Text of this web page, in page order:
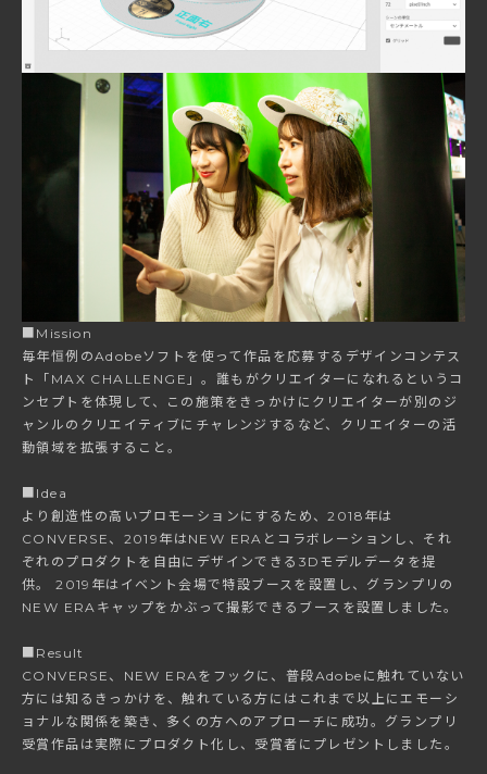
■Mission
毎年恒例のAdobeソフトを使って作品を応募するデザインコンテス
ト「MAX CHALLENGE」。誰もがクリエイターになれるというコ
ンセプトを体現して、この施策をきっかけにクリエイターが別のジ
ャンルのクリエイティブにチャレンジするなど、クリエイターの活
動領域を拡張すること。
■Idea
より創造性の高いプロモーションにするため、2018年は
CONVERSE、2019年はNEW ERAとコラボレーションし、それ
ぞれのプロダクトを自由にデザインできる3Dモデルデータを提
供。 2019年はイベント会場で特設ブースを設置し、グランプリの
NEW ERAキャップをかぶって撮影できるブースを設置しました。
■Result
CONVERSE、NEW ERAをフックに、普段Adobeに触れていない
方には知るきっかけを、触れている方にはこれまで以上にエモーシ
ョナルな関係を築き、多くの方へのアプローチに成功。グランプリ
受賞作品は実際にプロダクト化し、受賞者にプレゼントしました。